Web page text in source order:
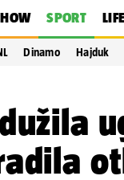
SPORT
Dinamo Hajduk